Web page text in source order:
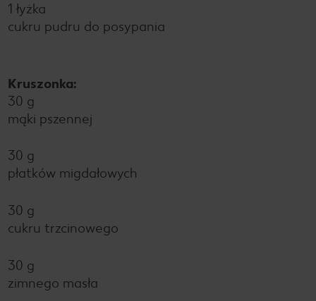
1 łyżka
cukru pudru do posypania
Kruszonka:
30 g
mąki pszennej
30 g
płatków migdałowych
30 g
cukru trzcinowego
30 g
zimnego masła